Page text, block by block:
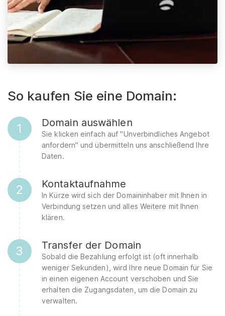
So kaufen Sie eine Domain:
1 Domain auswählen
Sie klicken einfach auf "Unverbindliches Angebot
anfordern" und übermitteln uns anschließend Ihre
Daten.
2 Kontaktaufnahme
In Kürze wird sich der Domaininhaber mit Ihnen in
Verbindung setzen und alles Weitere mit Ihnen
klären.
3 Transfer der Domain
Sobald die Bezahlung erfolgt ist (oft innerhalb
weniger Sekunden), wird Ihre neue Domain für Sie
in einen eigenen Account verschoben und Sie
erhalten die Zugangsdaten, um die Domain zu
verwalten.